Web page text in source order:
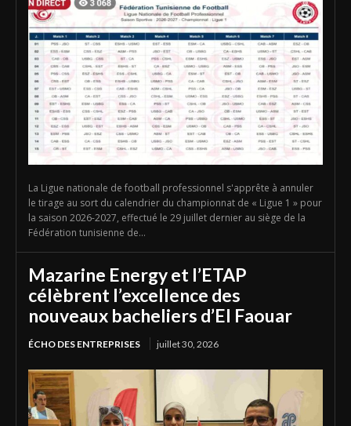
La Ligue nationale de football professionnel s'apprête à annuler
le tirage au sort du calendrier du championnat de « Ligue 1 » pour
la saison 2026-2027, effectué le 29 juillet dernier au siège de la
Fédération tunisienne de...
Mazarine Energy et l’ETAP
célèbrent l’excellence des
nouveaux bacheliers d’El Faouar
ÉCHO DES ENTREPRISES juillet 30, 2026